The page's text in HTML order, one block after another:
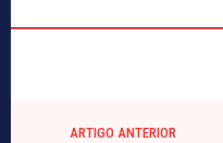
ARTIGO ANTERIOR